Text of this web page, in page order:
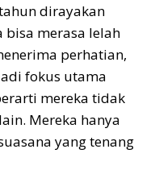
dirayakan
bisa merasa lelah
perhatian,
fokus utama
mereka tidak
Mereka hanya
yang tenang